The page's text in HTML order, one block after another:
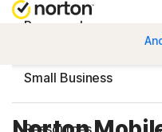
Personnel
Small Business
Ressources